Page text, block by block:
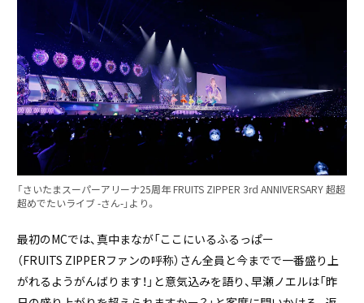
「さいたまスーパーアリーナ25周年 FRUITS ZIPPER 3rd ANNIVERSARY 超超
超めでたいライブ -さん-」より。
最初のMCでは、真中まなが「ここにいるふるっぱー
（FRUITS ZIPPERファンの呼称）さん全員と今までで一番盛り上
がれるようがんばります！」と意気込みを語り、早瀬ノエルは「昨